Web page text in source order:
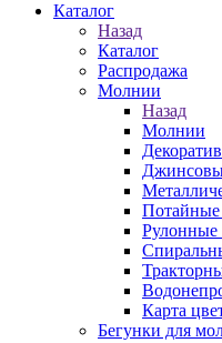
Каталог
Назад
Каталог
Распродажа
Молнии
Назад
Молнии
Карта
Бегунки для